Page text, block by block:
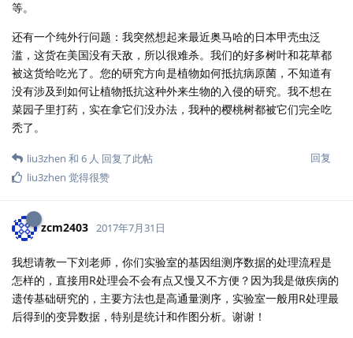
等。
还有一个纯外行问题：我突然想起来最近奥马哈的日本甲壳虫泛
滥，这货在美国没有天敌，所以很难杀。我们的好多树叶和花草都
被这货给吃光了。您的研究方向是植物如何抵抗病原菌，不知道有
没有涉及到如何让植物抵抗这种外来生物的入侵的研究。我不想在
菜园子里打药，实在拿它们没办法，我种的樱桃树都被它们完全吃
秃了。
回复
liu3zhen 和 6 人 回复了此帖
liu3zhen 觉得很赞
zcm2403 2017年7月31日
我想请教一下刘老师，你们实验室的基因组测序数据的处理流程是
怎样的，直接用R处理会不会有点又慢又不方便？因为我是做疾病的
遗传基础研究的，主要方法也是高通量测序，实验室一般用R处理最
后得到的变异数据，特别是统计和作图分析。谢谢！